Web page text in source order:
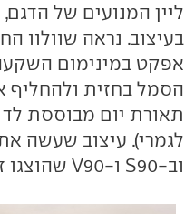
בעיצוב. נראה שוולוו
אפקט במינימום
הסמל בחזית
תאורת יום מבוססת
וב-S90 ו-V90 שהוצגו זה עתה.